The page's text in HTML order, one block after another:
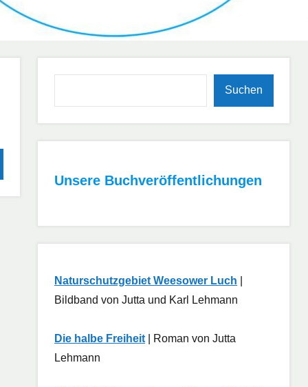
Suchen
Unsere Buchveröffentlichungen
Naturschutzgebiet Weesower Luch
Bildband von Jutta und Karl Lehmann
Die halbe Freiheit | Roman von Jutta
Lehmann